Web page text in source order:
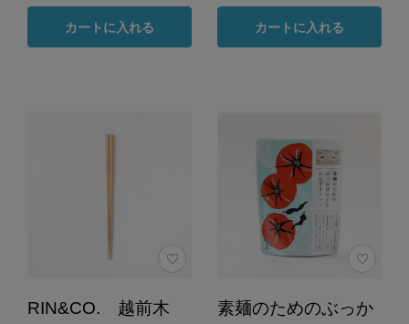
カートに入れる カートに入れる
RIN&CO. 越前木
素麺のためのぶっか